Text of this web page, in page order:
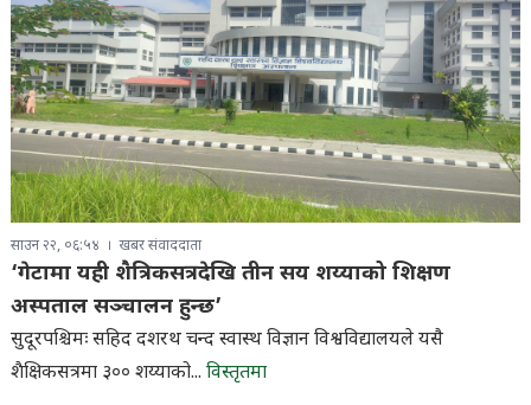
साउन २२, ०६:५४ खबर संवाददाता
‘गेटामा यही शैत्रिकसत्रदेखि तीन सय शय्याको शिक्षण
अस्पताल सञ्चालन हुन्छ’
सुदूरपश्चिमः सहिद दशरथ चन्द स्वास्थ विज्ञान विश्वविद्यालयले यसै
शैक्षिकसत्रमा ३०० शय्याको... विस्तृतमा